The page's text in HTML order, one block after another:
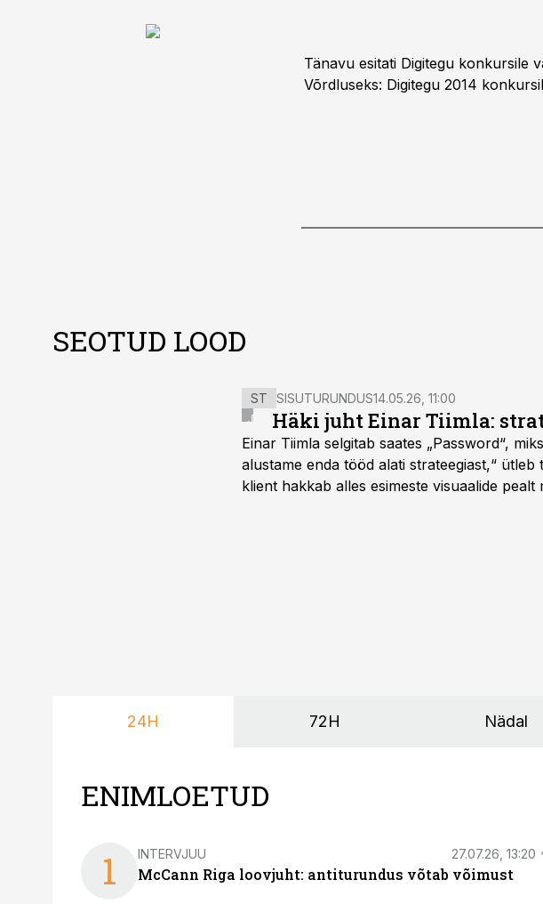
Tänavu esitati Digitegu konkursile
Võrdluseks: Digitegu 2014
SEOTUD LOOD
ST SISUTURUNDUS14.05.26, 11:00
Häki juht Einar Tiimla:
Einar Tiimla selgitab saates „Password“,
alustame enda tööd alati strateegiast,“
klient hakkab alles esimeste visuaalide
24H 72H Nädal
ENIMLOETUD
1 INTERVJUU 27.07.26, 13:20
McCann Riga loovjuht: antiturundus võtab võimust